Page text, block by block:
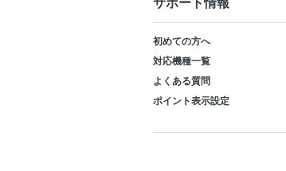
サポート情報
初めての方へ
対応機種一覧
よくある質問
ポイント表示設定